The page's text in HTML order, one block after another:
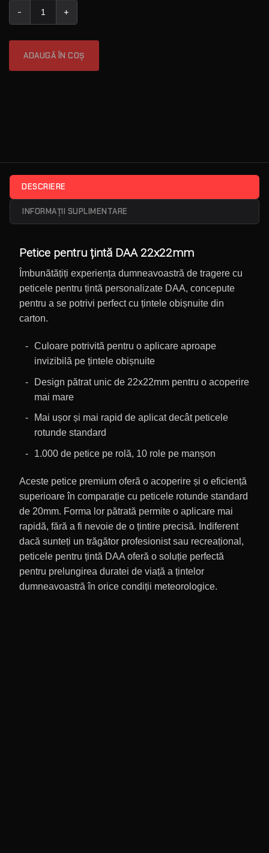
ADAUGĂ ÎN COȘ
DESCRIERE
INFORMAȚII SUPLIMENTARE
Petice pentru țintă DAA 22x22mm
Îmbunătățiți experiența dumneavoastră de tragere cu
peticele pentru țintă personalizate DAA, concepute
pentru a se potrivi perfect cu țintele obișnuite din
carton.
Culoare potrivită pentru o aplicare aproape
invizibilă pe țintele obișnuite
Design pătrat unic de 22x22mm pentru o acoperire
mai mare
Mai ușor și mai rapid de aplicat decât peticele
rotunde standard
1.000 de petice pe rolă, 10 role pe manșon
Aceste petice premium oferă o acoperire și o eficiență
superioare în comparație cu peticele rotunde standard
de 20mm. Forma lor pătrată permite o aplicare mai
rapidă, fără a fi nevoie de o țintire precisă. Indiferent
dacă sunteți un trăgător profesionist sau recreațional,
peticele pentru țintă DAA oferă o soluție perfectă
pentru prelungirea duratei de viață a țintelor
dumneavoastră în orice condiții meteorologice.